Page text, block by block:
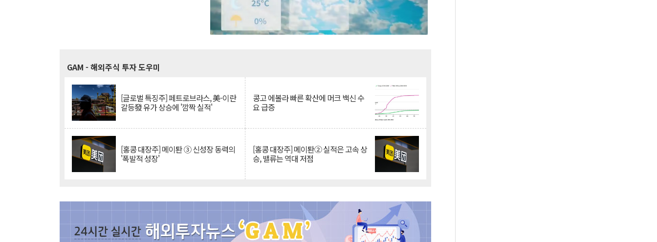
GAM - 해외주식 투자 도우미
[글로벌 특징주] 페트로브라스, 美-이란
갈등發 유가 상승에 '깜짝 실적'
콩고 에볼라 빠른 확산에 머크 백신 수
요 급증
[홍콩 대장주] 메이퇀 ③ 신성장 동력의
'폭발적 성장'
[홍콩 대장주] 메이퇀② 실적은 고속 상
승, 밸류는 역대 저점